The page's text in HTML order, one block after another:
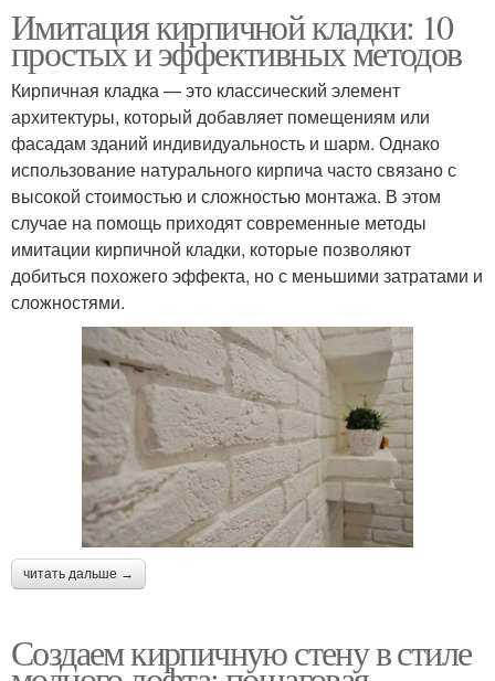
Имитация кирпичной кладки: 10
простых и эффективных методов
Кирпичная кладка — это классический элемент
архитектуры, который добавляет помещениям или
фасадам зданий индивидуальность и шарм. Однако
использование натурального кирпича часто связано с
высокой стоимостью и сложностью монтажа. В этом
случае на помощь приходят современные методы
имитации кирпичной кладки, которые позволяют
добиться похожего эффекта, но с меньшими затратами и
сложностями.
читать дальше →
Создаем кирпичную стену в стиле